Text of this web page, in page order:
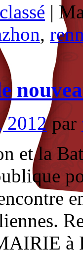
|
,
2012 par
et la
à